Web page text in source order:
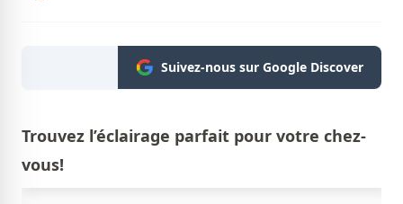
Suivez-nous sur Google Discover
Trouvez l’éclairage parfait pour votre chez-
vous!